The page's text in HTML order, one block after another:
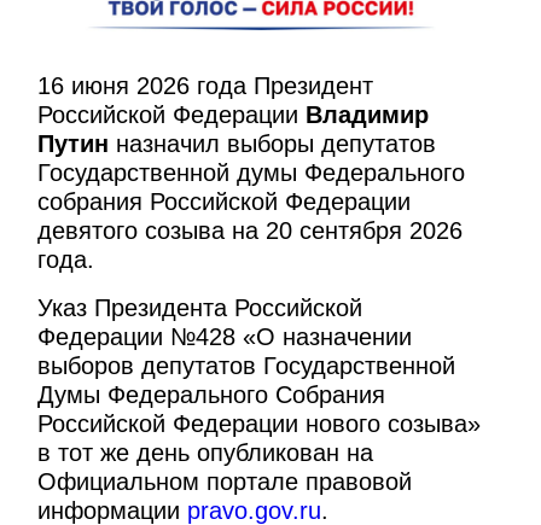
16 июня 2026 года Президент
Российской Федерации Владимир
Путин назначил выборы депутатов
Государственной думы Федерального
собрания Российской Федерации
девятого созыва на 20 сентября 2026
года.
Указ Президента Российской
Федерации №428 «О назначении
выборов депутатов Государственной
Думы Федерального Собрания
Российской Федерации нового созыва»
в тот же день опубликован на
Официальном портале правовой
информации pravo.gov.ru.